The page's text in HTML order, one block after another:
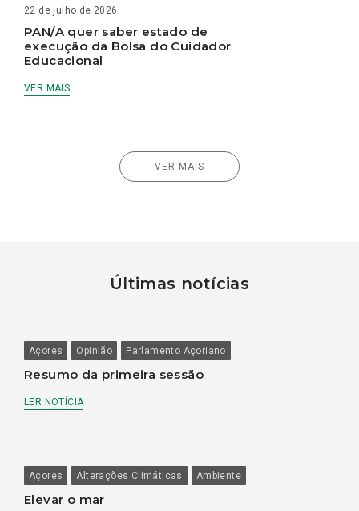
22 de julho de 2026
PAN/A quer saber estado de
execução da Bolsa do Cuidador
Educacional
VER MAIS
VER MAIS
Últimas notícias
Açores Opinião Parlamento Açoriano
Resumo da primeira sessão
LER NOTÍCIA
Açores Alterações Climáticas Ambiente
Elevar o mar